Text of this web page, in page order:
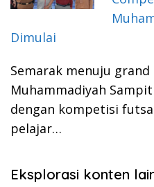
Dimulai
Semarak menuju
Muhammadiyah
dengan kompetisi
pelajar…
Eksplorasi konten